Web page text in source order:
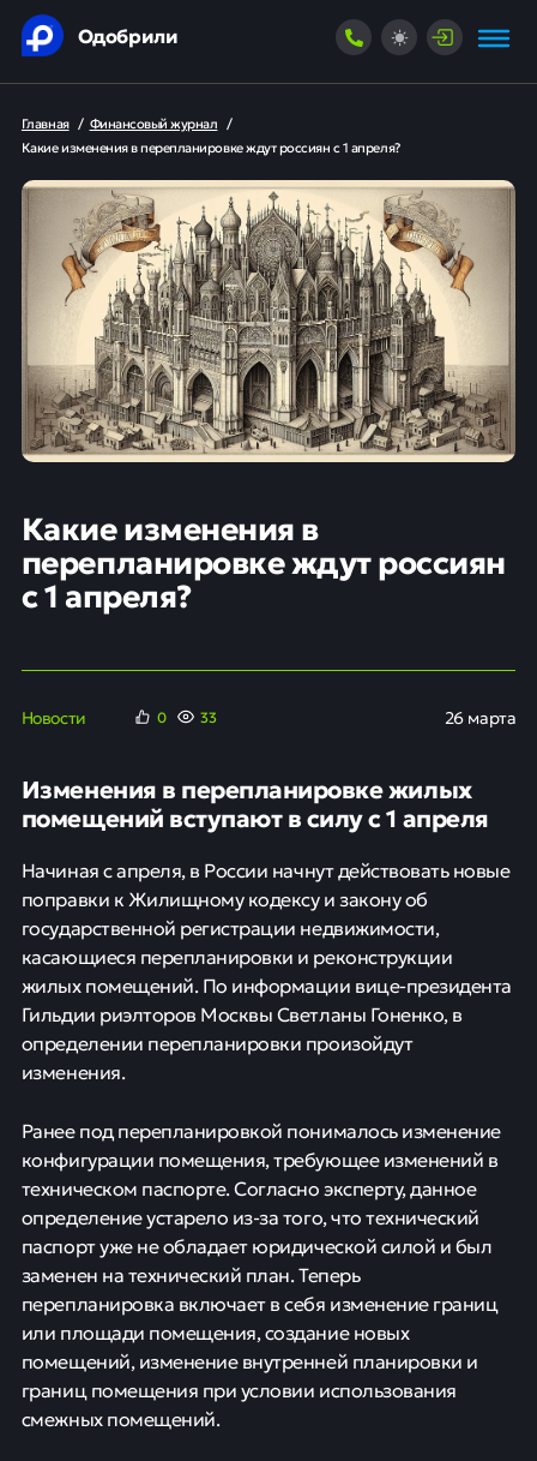
Одобрили
Главная / Финансовый журнал /
Какие изменения в перепланировке ждут россиян с 1 апреля?
Какие изменения в
перепланировке ждут россиян
с 1 апреля?
Новости 0 33 26 марта
Изменения в перепланировке жилых
помещений вступают в силу с 1 апреля
Начиная с апреля, в России начнут действовать новые
поправки к Жилищному кодексу и закону об
государственной регистрации недвижимости,
касающиеся перепланировки и реконструкции
жилых помещений. По информации вице-президента
Гильдии риэлторов Москвы Светланы Гоненко, в
определении перепланировки произойдут
изменения.
Ранее под перепланировкой понималось изменение
конфигурации помещения, требующее изменений в
техническом паспорте. Согласно эксперту, данное
определение устарело из-за того, что технический
паспорт уже не обладает юридической силой и был
заменен на технический план. Теперь
перепланировка включает в себя изменение границ
или площади помещения, создание новых
помещений, изменение внутренней планировки и
границ помещения при условии использования
смежных помещений.